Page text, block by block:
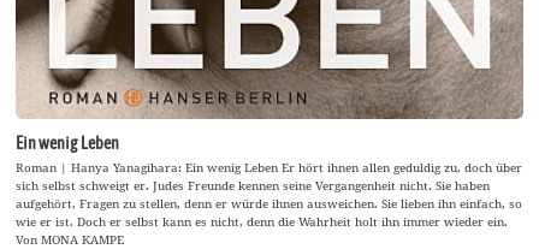
Ein wenig Leben
Roman | Hanya Yanagihara: Ein wenig Leben Er hört ihnen allen geduldig zu, doch über
sich selbst schweigt er. Judes Freunde kennen seine Vergangenheit nicht. Sie haben
aufgehört, Fragen zu stellen, denn er würde ihnen ausweichen. Sie lieben ihn einfach, so
wie er ist. Doch er selbst kann es nicht, denn die Wahrheit holt ihn immer wieder ein.
Von MONA KAMPE